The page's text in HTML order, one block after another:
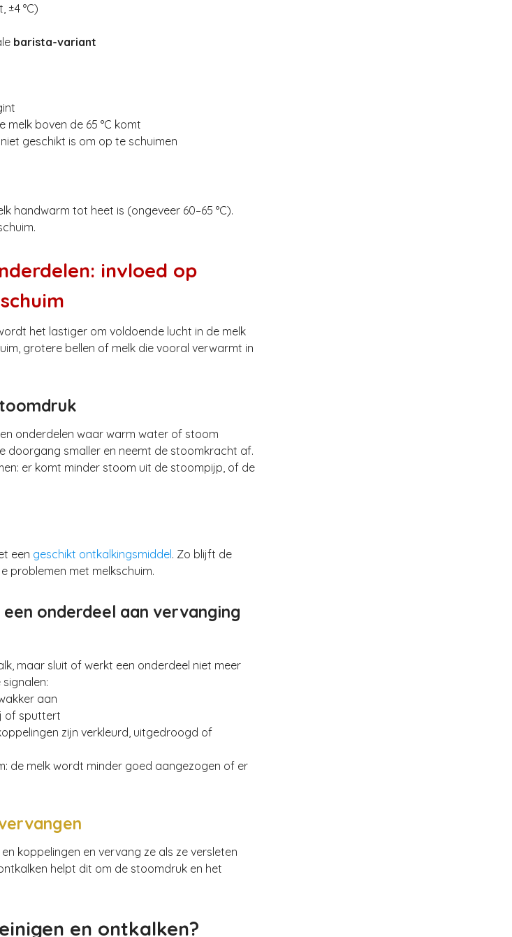
±4 °C)
barista-variant
boven de 65 °C komt
geschikt is om op te schuimen
handwarm tot heet is (ongeveer 60–65 °C).
invloed op
het lastiger om voldoende lucht in de melk
grotere bellen of melk die vooral verwarmt in
onderdelen waar warm water of stoom
doorgang smaller en neemt de stoomkracht af.
er komt minder stoom uit de stoompijp, of de
een geschikt ontkalkingsmiddel. Zo blijft de
problemen met melkschuim.
onderdeel aan vervanging
maar sluit of werkt een onderdeel niet meer
aan
of sputtert
zijn verkleurd, uitgedroogd of
de melk wordt minder goed aangezogen of er
koppelingen en vervang ze als ze versleten
helpt dit om de stoomdruk en het
en ontkalken?